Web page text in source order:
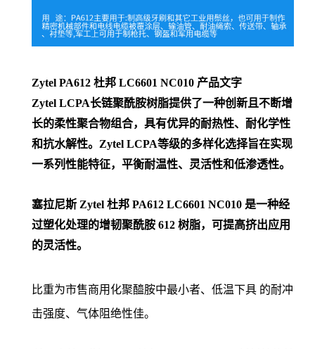
Zytel PA612 杜邦 LC6601 NC010 产品文字
Zytel LCPA长链聚酰胺树脂提供了一种创新且不断增
长的柔性聚合物组合，具有优异的耐热性、耐化学性
和抗水解性。Zytel LCPA等级的多样化选择旨在实现
一系列性能特征，平衡耐温性、灵活性和低渗透性。
塞拉尼斯 Zytel 杜邦 PA612 LC6601 NC010 是一种经
过塑化处理的增韧聚酰胺 612 树脂，可提高挤出应用
的灵活性。
比重为市售商用化聚醯胺中最小者、低温下具 的耐冲
击强度、气体阻绝性佳。